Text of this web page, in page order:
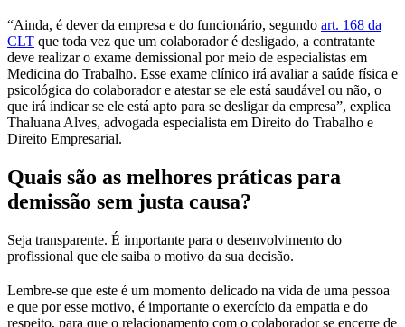
“Ainda, é dever da empresa e do funcionário, segundo art. 168 da
CLT que toda vez que um colaborador é desligado, a contratante
deve realizar o exame demissional por meio de especialistas em
Medicina do Trabalho. Esse exame clínico irá avaliar a saúde física e
psicológica do colaborador e atestar se ele está saudável ou não, o
que irá indicar se ele está apto para se desligar da empresa”, explica
Thaluana Alves, advogada especialista em Direito do Trabalho e
Direito Empresarial.
Quais são as melhores práticas para
demissão sem justa causa?
Seja transparente. É importante para o desenvolvimento do
profissional que ele saiba o motivo da sua decisão.
Lembre-se que este é um momento delicado na vida de uma pessoa
e que por esse motivo, é importante o exercício da empatia e do
respeito, para que o relacionamento com o colaborador se encerre de